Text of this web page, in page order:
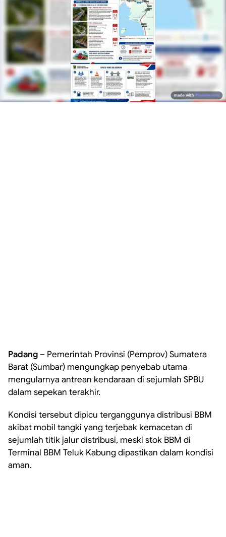
Padang – Pemerintah Provinsi (Pemprov) Sumatera
Barat (Sumbar) mengungkap penyebab utama
mengularnya antrean kendaraan di sejumlah SPBU
dalam sepekan terakhir.
Kondisi tersebut dipicu terganggunya distribusi BBM
akibat mobil tangki yang terjebak kemacetan di
sejumlah titik jalur distribusi, meski stok BBM di
Terminal BBM Teluk Kabung dipastikan dalam kondisi
aman.